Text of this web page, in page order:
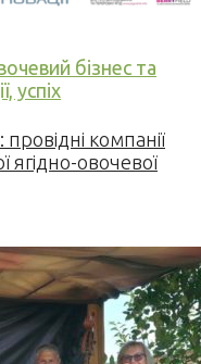
бізнес та
успіх
компанії
ягідно-овочевої